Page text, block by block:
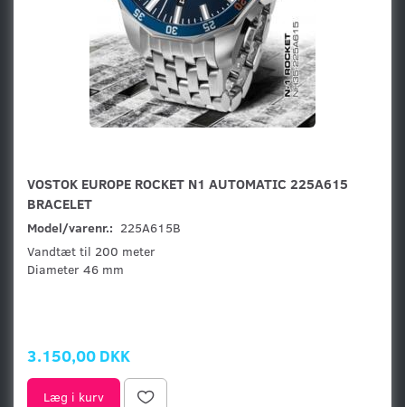
VOSTOK EUROPE ROCKET N1 AUTOMATIC 225A615
BRACELET
Model/varenr.: 225A615B
Vandtæt til 200 meter
Diameter 46 mm
3.150,00 DKK
Læg i kurv